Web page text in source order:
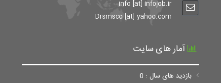
info [at] infojob.ir
Drsmsco [at] yahoo.com
آمار های سایت
بازدید های سال : 0